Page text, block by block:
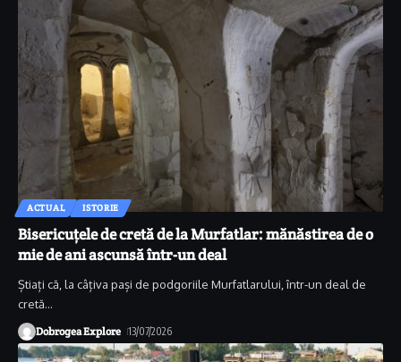
ACTUAL ISTORIE
Bisericuțele de cretă de la Murfatlar: mănăstirea de o
mie de ani ascunsă într-un deal
Știați că, la câțiva pași de podgoriile Murfatlarului, într-un deal de
cretă…
Dobrogea Explore 13/07/2026